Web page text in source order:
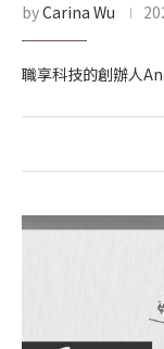
byCarina Wu
職享科技的創辦人